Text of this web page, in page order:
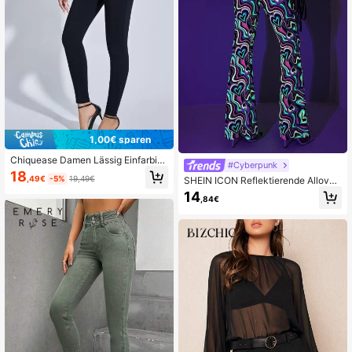
1,00€ sparen
Chiquease Damen Lässig Einfarbig
e Slim-Fit Hose, Herbst
18,49€ -5% 19,49€
#Cyberpunk
SHEIN ICON Reflektierende Allover
-print Schlaghose Mit Grafik
14 ,84€